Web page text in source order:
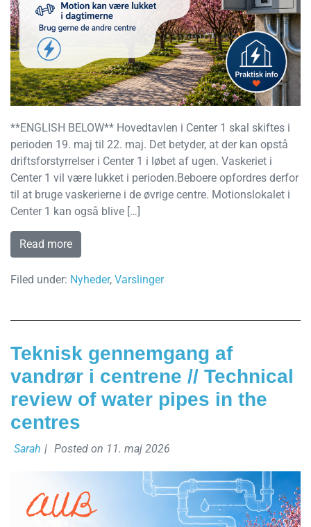
**ENGLISH BELOW** Hovedtavlen i Center 1 skal skiftes i
perioden 19. maj til 22. maj. Det betyder, at der kan opstå
driftsforstyrrelser i Center 1 i løbet af ugen. Vaskeriet i
Center 1 vil være lukket i perioden.Beboere opfordres derfor
til at bruge vaskerierne i de øvrige centre. Motionslokalet i
Center 1 kan også blive […]
Read more
Filed under: Nyheder, Varslinger
Teknisk gennemgang af
vandrør i centrene // Technical
review of water pipes in the
centres
Sarah | Posted on 11. maj 2026